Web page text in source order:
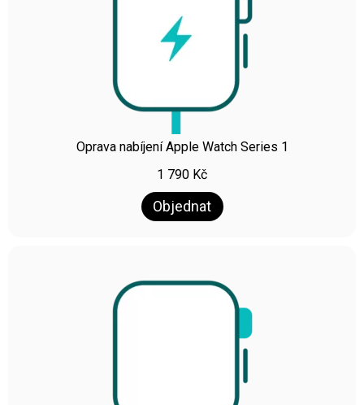
Oprava nabíjení Apple Watch Series 1
1 790 Kč
Objednat